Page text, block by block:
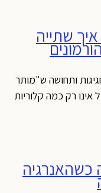
שתייה
חגיגות ותחושה ש"מותר
רק כמה קלוריות
כשהאנרגיה